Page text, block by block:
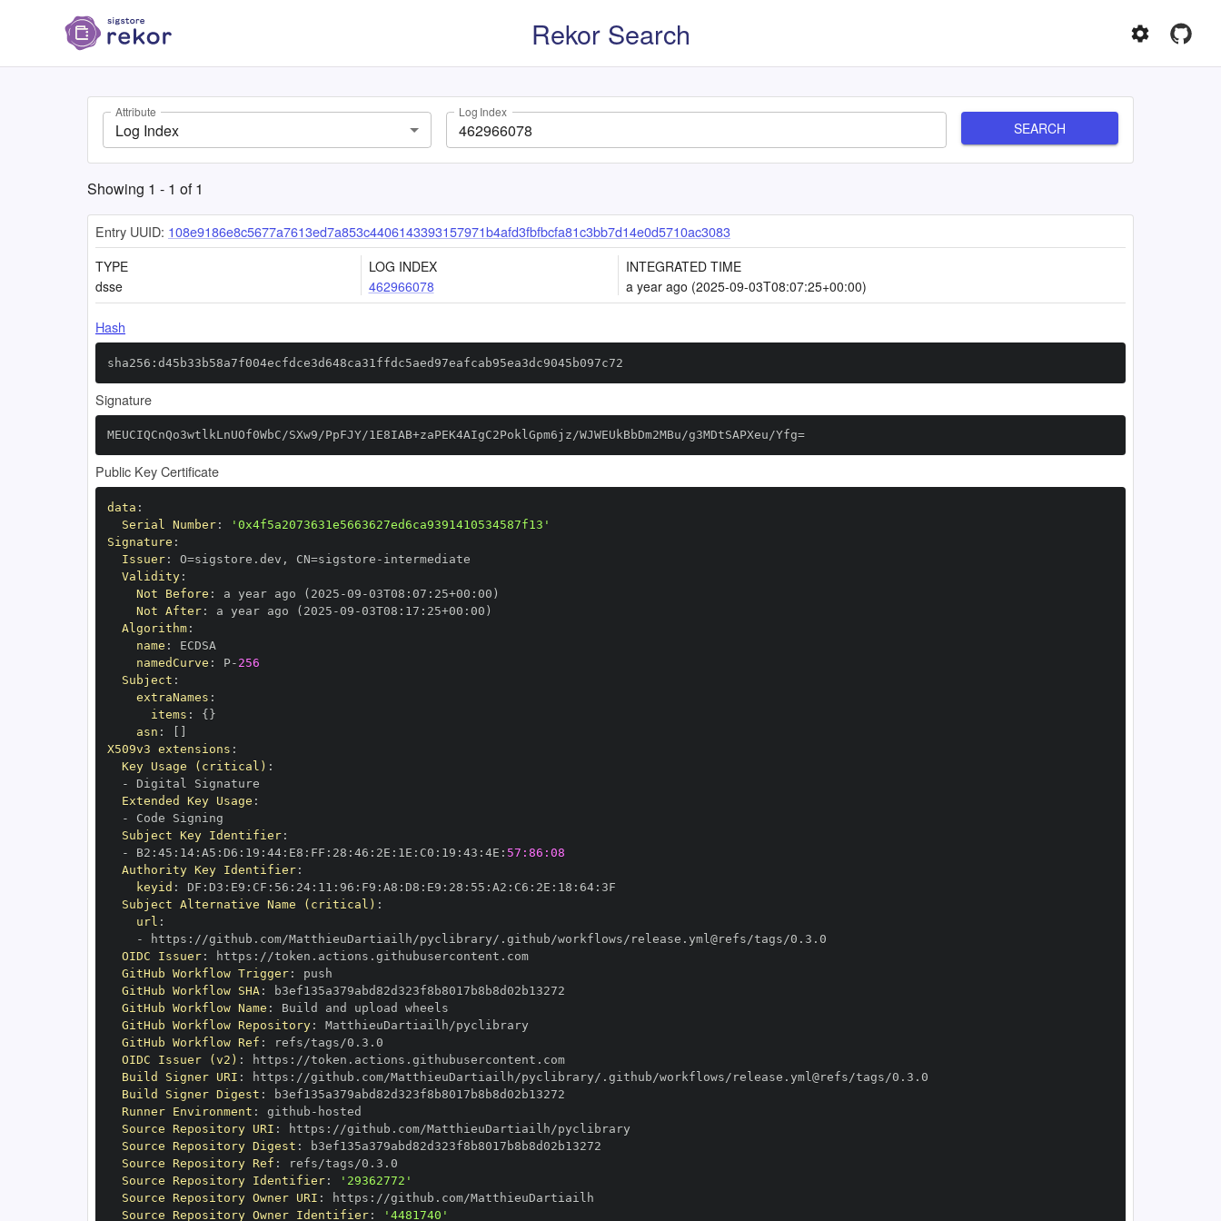
Rekor Search
Attribute
Log Index
Log Index
SEARCH
Showing 1 - 1 of1
Entry UUID: 108e9186e8c5677a7613ed7a853c4406143393157971b4afd3fbfbcfa81c3bb7d14e0d5710ac3083
TYPE
dsse
LOG INDEX
462966078
INTEGRATED TIME
a year ago (2025-09-03T08:07:25+00:00)
Hash
sha256:d45b33b58a7f004ecfdce3d648ca31ffdc5aed97eafcab95ea3dc9045b097c72
Signature
MEUCIQCnQo3wtlkLnUOf0WbC/SXw9/PpFJY/1E8IAB+zaPEK4AIgC2PoklGpm6jz/WJWEUkBbDm2MBu/g3MDtSAPXeu/Yfg=
Public Key Certificate
data :
Serial Number:
'0x4f5a2073631e5663627ed6ca9391410534587f13'
Signature :
Issuer: O=sigstore.dev , CN=sigstore -
Validity:
Not Before : a year ago (2025 -09 -03T08 : 07 : 25+00 :
Not After: a year ago (2025 -09 -03T08 : 17 : 25+00 :
Algorithm:
name :
namedCurve : P- 256
Subject :
extraNames :
items : { }
asn :
X509v3 extensions :
Key Usage (critical) :
-
Extended Key Usage :
-
Subject Key Identifier:
-
B2 : 45 : 14: A5 : D6 : 19 : 44: E8 : FF : 28 : 46 : 2E : 1E : C0 : 19 : 43 : 4E : 57:86:08
Authority Key Identifier:
keyid : DF : D3 : E9 : CF : 56 : 24: 11 : 96 : F9 : A8 : D8 : E9 : 28 : 55 : A2 : C6 : 2E : 18 : 64:
Subject Alternative Name (critical) :
url :
-
https :
OIDC Issuer: https :
//token.actions.githubusercontent.com
GitHub Workflow Trigger:
GitHub Workflow SHA:
GitHub Workflow Name :
GitHub Workflow Repository:
GitHub Workflow Ref :
OIDC Issuer (v2) : https :
//token.actions.githubusercontent.com
Build Signer URI : https :
Build Signer Digest :
Runner Environment : github -
Source Repository URI : https :
Source Repository Digest :
Source Repository Ref :
Source Repository Identifier:
'29362772'
Source Repository Owner URI : https :
Source Repository Owner Identifier: '4481740'